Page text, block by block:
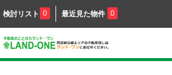
検討リスト 0 最近見た物件 0